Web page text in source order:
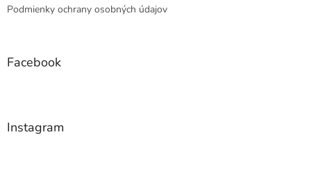
Podmienky ochrany osobných údajov
Facebook
Instagram